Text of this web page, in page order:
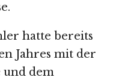
hatte bereits
Jahres mit der
und dem